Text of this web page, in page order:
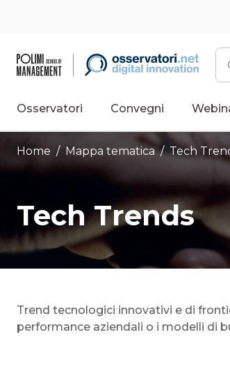
Osservatori Convegni
Home / Mappa tematica /Tech
Tech Trends
Trend tecnologici innovativi e di
performance aziendali o i modelli di